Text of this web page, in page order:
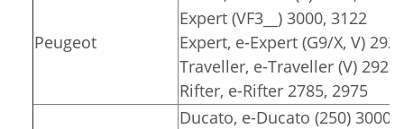
Peugeot
Expert (VF3__) 3000, 3122
Expert, e-Expert (G9/X, V)
Traveller, e-Traveller (V)
Rifter, e-Rifter 2785, 2975
Ducato, e-Ducato (250) 3000,